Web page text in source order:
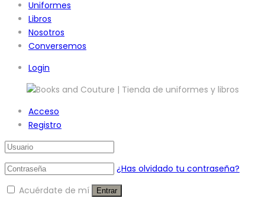
Uniformes
Libros
Nosotros
Conversemos
Login
Acceso
Registro
¿Has olvidado tu contraseña?
Acuérdate de mí
Entrar